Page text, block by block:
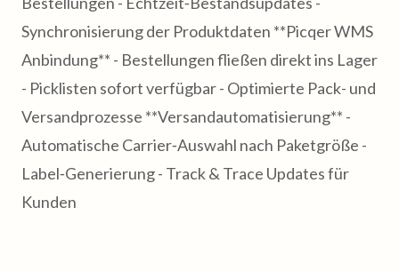
Synchronisierung der Produktdaten **Picqer WMS
Anbindung** - Bestellungen fließen direkt ins Lager
- Picklisten sofort verfügbar - Optimierte Pack- und
Versandprozesse **Versandautomatisierung** -
Automatische Carrier‑Auswahl nach Paketgröße -
Label‑Generierung - Track & Trace Updates für
Kunden